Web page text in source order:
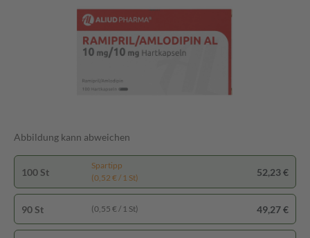
Abbildung kann abweichen
100 St
Spartipp
(0,52 € / 1 St)
52,23 €
90 St (0,55 € / 1 St) 49,27 €